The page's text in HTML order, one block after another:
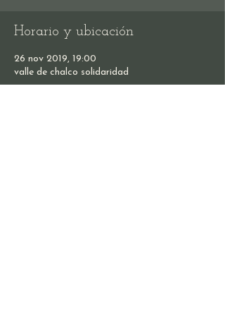
Horario y ubicación
26 nov 2019, 19:00
valle de chalco solidaridad